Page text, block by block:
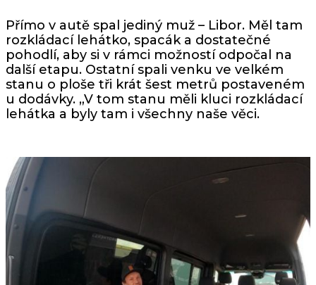
Přímo v autě spal jediný muž – Libor. Měl tam
rozkládací lehátko, spacák a dostatečné
pohodlí, aby si v rámci možností odpočal na
další etapu. Ostatní spali venku ve velkém
stanu o ploše tři krát šest metrů postaveném
u dodávky. „V tom stanu měli kluci rozkládací
lehátka a byly tam i všechny naše věci.